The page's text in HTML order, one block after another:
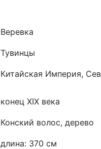
Веревка
Тувинцы
Китайская Империя,
конец XIX века
Конский волос, дерево
длина: 370 см